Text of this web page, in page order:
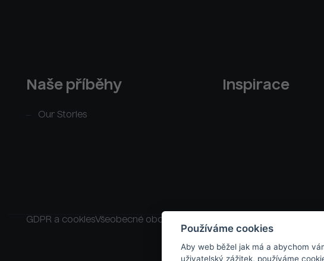
Naše příběhy
Our Stories
Inspirace
GDPR a cookiesVšeobecné obchodní podmínky
Používáme cookies
Aby web běžel jak má a abychom
uživatelský zážitek, používáme